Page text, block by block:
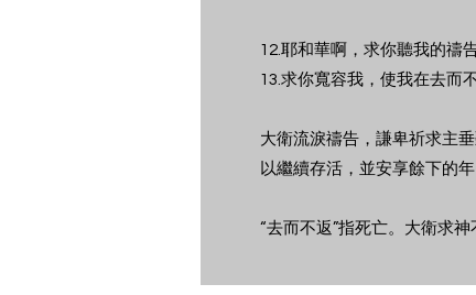
12.耶和華啊，求你聽我的禱
13.求你寬容我，使我在去而
大衛流淚禱告，謙卑祈求主
以繼續存活，並安享餘下的年
“去而不返”指死亡。大衛求